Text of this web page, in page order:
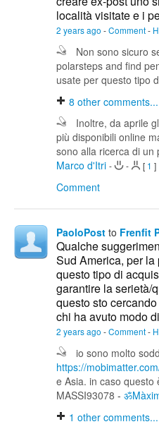
località visitate e i
2 years ago -Comment-
Non sono sicuro
polarsteps and find
usate per questo tipo
8 other comments...
Inoltre, da aprile
più disponibili online
sono alla ricerca di un
Marco d'Itri - - [ 1 ]
Comment
PaoloPost to Frenfit
Qualche
Sud America, per
questo tipo di
garantire la serietà/
questo sto
chi ha avuto modo
2 years ago -Comment-
io sono molto
https://
e Asia. in caso questo
MASSI93078 -
1 other comments...